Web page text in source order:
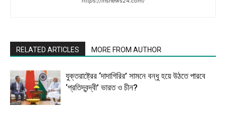
RELATED ARTICLES MORE FROM AUTHOR
যুক্তরাষ্ট্রের ‘দাদাগিরির’ সামনে বন্ধু হয়ে উঠতে পারবে
‘প্রতিদ্বন্দ্বী’ ভারত ও চীন?